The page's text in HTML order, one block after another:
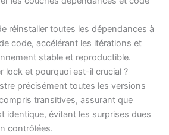
réinstaller toutes les dépendances à
code, accélérant les itérations et
stable et reproductible.
lock et pourquoi est-il crucial ?
précisément toutes les versions
transitives, assurant que
identique, évitant les surprises dues
contrôlées.